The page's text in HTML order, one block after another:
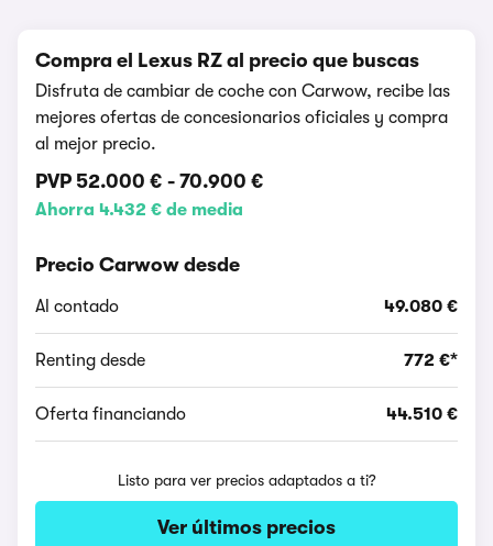
Compra el Lexus RZ al precio que buscas
Disfruta de cambiar de coche con Carwow, recibe las
mejores ofertas de concesionarios oficiales y compra
al mejor precio.
PVP 52.000 € - 70.900 €
Ahorra 4.432 € de media
Precio Carwow desde
Al contado 49.080 €
Renting desde 772 €*
Oferta financiando 44.510 €
Listo para ver precios adaptados a ti?
Ver últimos precios